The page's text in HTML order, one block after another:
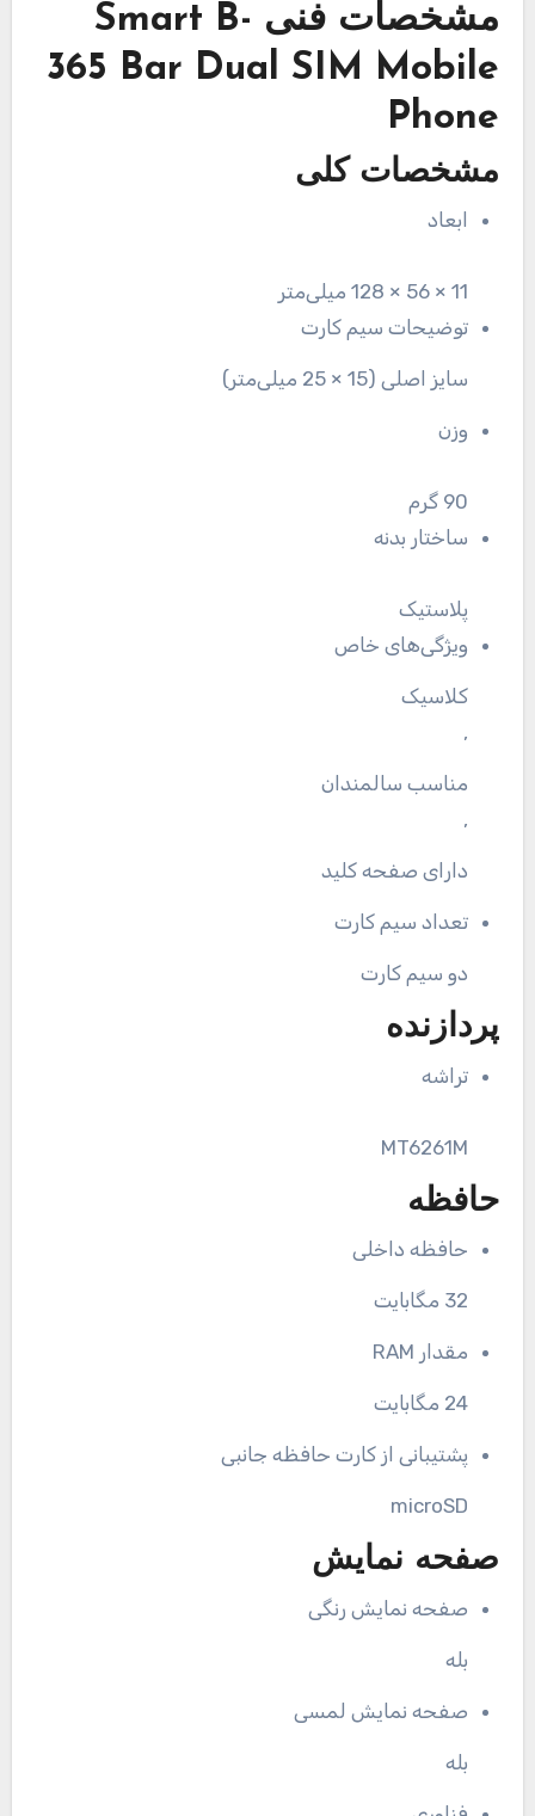
مشخصات فنی Smart B-
365 Bar Dual SIM Mobile
Phone
مشخصات کلی
ابعاد
11 × 56 × 128 میلی‌متر
توضیحات سیم کارت
سایز اصلی (15 × 25 میلی‌متر)
وزن
90 گرم
ساختار بدنه
پلاستیک
ویژگی‌های خاص
کلاسیک
,
مناسب سالمندان
,
دارای صفحه کلید
تعداد سیم کارت
دو سیم کارت
پردازنده
تراشه
MT6261M
حافظه
حافظه داخلی
32 مگابایت
مقدار RAM
24 مگابایت
پشتیبانی از کارت حافظه جانبی
microSD
صفحه نمایش
صفحه نمایش رنگی
بله
صفحه نمایش لمسی
بله